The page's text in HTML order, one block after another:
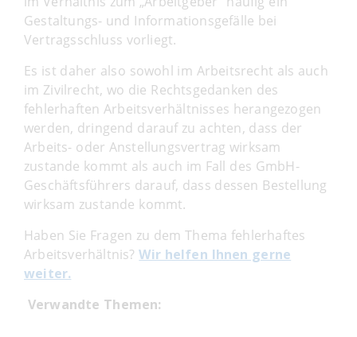
Gestaltungs- und Informationsgefälle bei
Vertragsschluss vorliegt.
Es ist daher also sowohl im Arbeitsrecht als auch
im Zivilrecht, wo die Rechtsgedanken des
fehlerhaften Arbeitsverhältnisses herangezogen
werden, dringend darauf zu achten, dass der
Arbeits- oder Anstellungsvertrag wirksam
zustande kommt als auch im Fall des GmbH-
Geschäftsführers darauf, dass dessen Bestellung
wirksam zustande kommt.
Haben Sie Fragen zu dem Thema fehlerhaftes
Arbeitsverhältnis?Wir helfen Ihnen gerne
weiter.
Verwandte Themen: